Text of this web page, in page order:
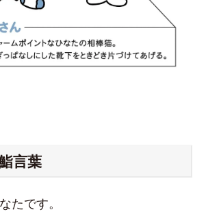
言葉
たです。